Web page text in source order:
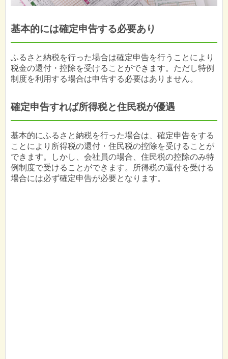
基本的には確定申告する必要あり
ふるさと納税を行った場合は確定申告を行うことにより
税金の還付・控除を受けることができます。ただし特例
制度を利用する場合は申告する必要はありません。
確定申告すれば所得税と住民税が優遇
基本的にふるさと納税を行った場合は、確定申告をする
ことにより所得税の還付・住民税の控除を受けることが
できます。しかし、会社員の場合、住民税の控除のみ特
例制度で受けることができます。所得税の還付を受ける
場合には必ず確定申告が必要となります。